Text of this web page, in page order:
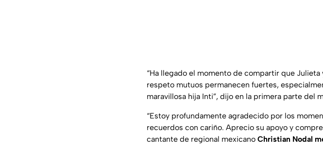
“Ha llegado el momento de compartir que
respeto mutuos permanecen fuertes,
maravillosa hija Inti”, dijo en la primera parte del
“Estoy profundamente agradecido por los
recuerdos con cariño. Aprecio su apoyo y
cantante de regional mexicano Christian Nodal